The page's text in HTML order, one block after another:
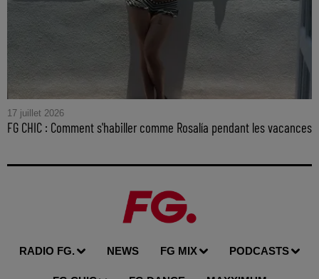
17 juillet 2026
FG CHIC : Comment s'habiller comme Rosalía pendant les vacances
RADIO FG. NEWS FG MIX PODCASTS